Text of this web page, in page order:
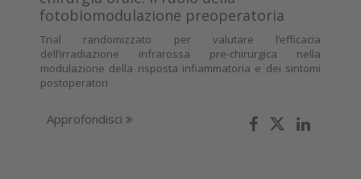
fotobiomodulazione preoperatoria
Trial randomizzato per valutare l’efficacia
dell’irradiazione infrarossa pre-chirurgica nella
modulazione della risposta infiammatoria e dei sintomi
postoperatori
Approfondisci